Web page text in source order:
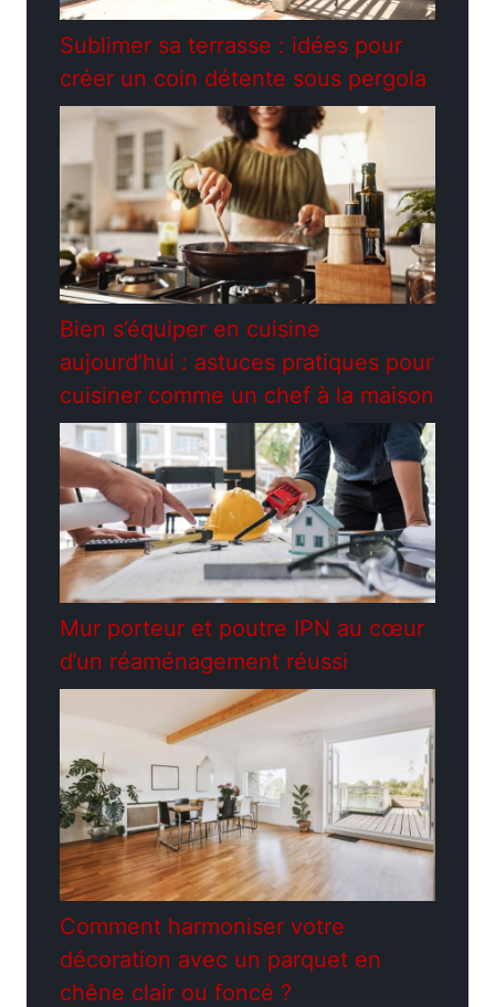
Sublimer sa terrasse : idées pour
créer un coin détente sous pergola
Bien s’équiper en cuisine
aujourd’hui : astuces pratiques pour
cuisiner comme un chef à la maison
Mur porteur et poutre IPN au cœur
d’un réaménagement réussi
Comment harmoniser votre
décoration avec un parquet en
chêne clair ou foncé ?